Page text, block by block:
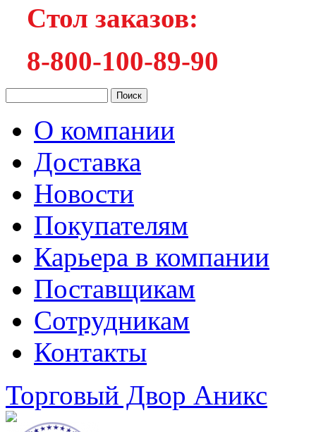
Cтол заказов:
8-800-100-89-90
О компании
Доставка
Новости
Покупателям
Карьера в компании
Поставщикам
Сотрудникам
Контакты
Торговый Двор Аникс